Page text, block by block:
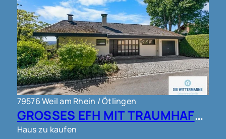
79576 Weil am Rhein / Ötlingen
GROSSES EFH MIT TRAUMHAFTEM AUSBLICK IN WEIL AM RHEIN OT ÖTLINGEN !!!
Haus zu kaufen